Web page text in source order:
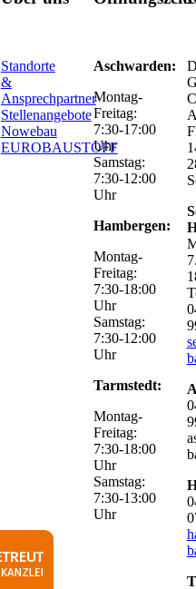
Standorte
&
Ansprechpartner
Stellenangebote
Nowebau
EUROBAUSTOFF
Aschwarden:
Montag-
Freitag:
7:30-17:00
Uhr
Samstag:
7:30-12:00
Uhr
Hambergen:
Montag-
Freitag:
7:30-18:00
Uhr
Samstag:
7:30-12:00
Uhr
Tarmstedt:
Montag-
Freitag:
7:30-18:00
Uhr
Samstag:
7:30-13:00
Uhr